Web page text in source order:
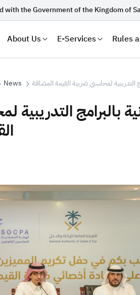
with the Government of the Kingdom of
About Us E-Services Rules
VAT Tax Declaration
News التدريبية لمحاسبي ضريبة القيمة المضافة
بالبرامج التدريبية